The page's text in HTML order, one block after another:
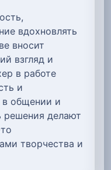
вдохновлять
вносит
взгляд и
в работе
и
в общении и
решения делают
творчества и